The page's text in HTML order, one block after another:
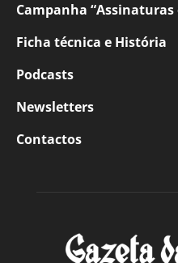
Campanha
Ficha técnica e História
Podcasts
Newsletters
Contactos